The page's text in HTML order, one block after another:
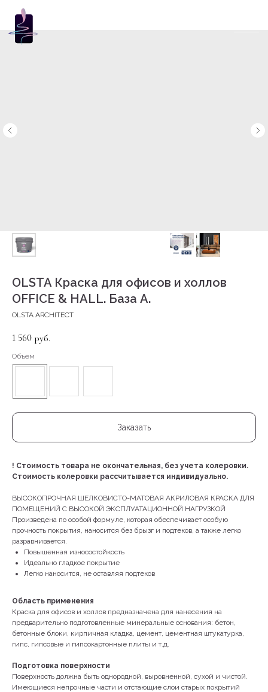
OLSTA Краска для офисов и холлов
OFFICE & HALL. База А.
OLSTA ARCHITECT
1 560 руб.
Объем
Заказать
! Стоимость товара не окончательная, без учета колеровки.
Стоимость колеровки рассчитывается индивидуально.
ВЫСОКОПРОЧНАЯ ШЕЛКОВИСТО-МАТОВАЯ АКРИЛОВАЯ КРАСКА ДЛЯ
ПОМЕЩЕНИЙ С ВЫСОКОЙ ЭКСПЛУАТАЦИОННОЙ НАГРУЗКОЙ
Произведена по особой формуле, которая обеспечивает особую
прочность покрытия, наносится без брызг и подтеков, а также легко
разравнивается.
Повышенная износостойкость
Идеально гладкое покрытие
Легко наносится, не оставляя подтеков
Область применения
Краска для офисов и холлов предназначена для нанесения на
предварительно подготовленные минеральные основания: бетон,
бетонные блоки, кирпичная кладка, цемент, цементная штукатурка,
гипс, гипсовые и гипсокартонные плиты и т.д.
Подготовка поверхности
Поверхность должна быть однородной, выровненной, сухой и чистой.
Имеющиеся непрочные части и отстающие слои старых покрытий